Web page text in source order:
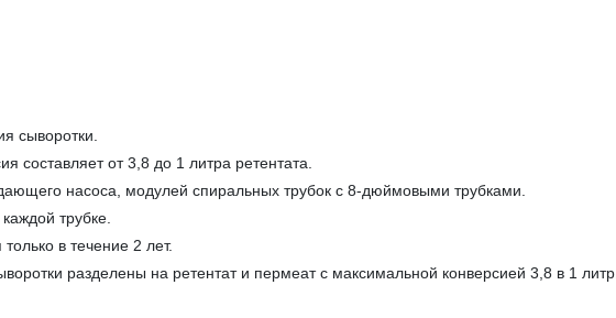
сыворотки.
составляет от 3,8 до 1 литра ретентата.
насоса, модулей спиральных трубок с 8-дюймовыми трубками.
трубке.
в течение 2 лет.
разделены на ретентат и пермеат с максимальной конверсией 3,8 в 1 литр.